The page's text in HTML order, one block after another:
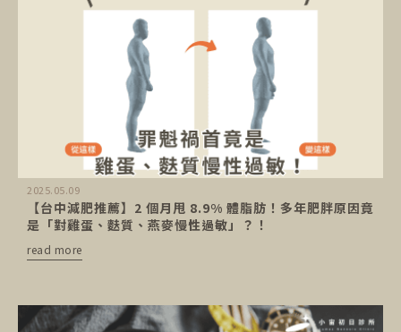
2025.05.09
【台中減肥推薦】2 個月甩 8.9% 體脂肪！多年肥胖原因竟
是「對雞蛋、麩質、燕麥慢性過敏」？！
read more